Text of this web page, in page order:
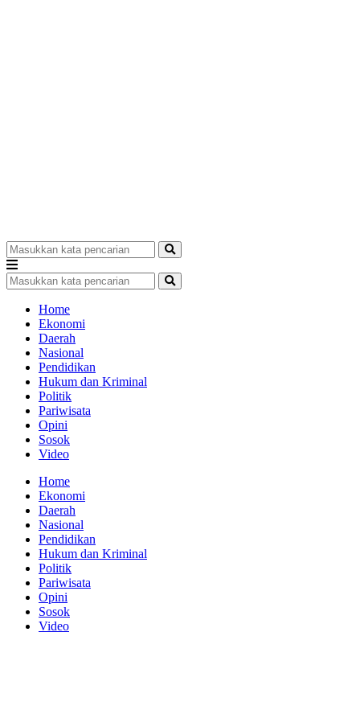
Home
Ekonomi
Daerah
Nasional
Pendidikan
Hukum dan Kriminal
Politik
Pariwisata
Opini
Sosok
Video
Home
Ekonomi
Daerah
Nasional
Pendidikan
Hukum dan Kriminal
Politik
Pariwisata
Opini
Sosok
Video